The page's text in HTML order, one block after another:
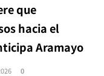
que
hacia el
Aramayo
0